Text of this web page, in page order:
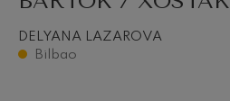
DELYANA LAZAROVA
Bilbao